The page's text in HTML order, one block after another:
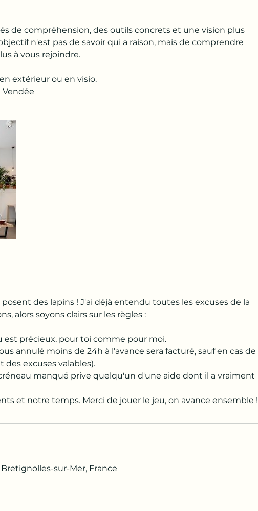
de compréhension, des outils concrets et une vision plus
n'est pas de savoir qui a raison, mais de comprendre
à vous rejoindre.
extérieur ou en visio.
posent des lapins ! J'ai déjà entendu toutes les excuses de la
alors soyons clairs sur les règles :
est précieux, pour toi comme pour moi.
annulé moins de 24h à l'avance sera facturé, sauf en cas de
des excuses valables).
manqué prive quelqu'un d'une aide dont il a vraiment
et notre temps. Merci de jouer le jeu, on avance ensemble !
Bretignolles-sur-Mer, France